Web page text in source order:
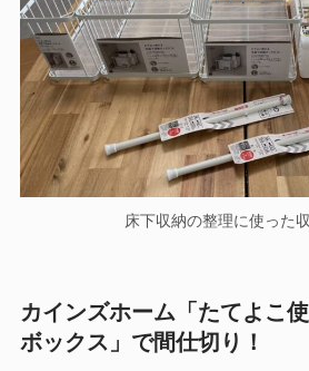
床下収納の整理に使った
カインズホーム「たてよこ
ボックス」で間仕切り！